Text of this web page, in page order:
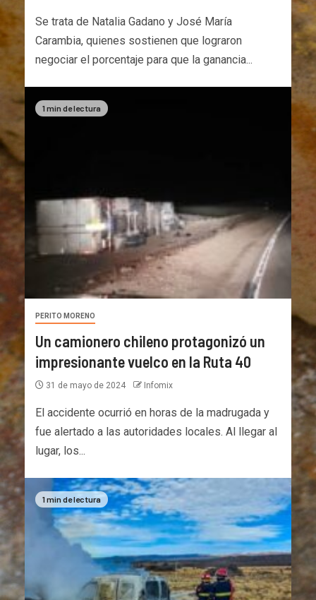
Se trata de Natalia Gadano y José María
Carambia, quienes sostienen que lograron
negociar el porcentaje para que la ganancia...
1 min de lectura
PERITO MORENO
Un camionero chileno protagonizó un
impresionante vuelco en la Ruta 40
31 de mayo de 2024 Infomix
El accidente ocurrió en horas de la madrugada y
fue alertado a las autoridades locales. Al llegar al
lugar, los...
1 min de lectura